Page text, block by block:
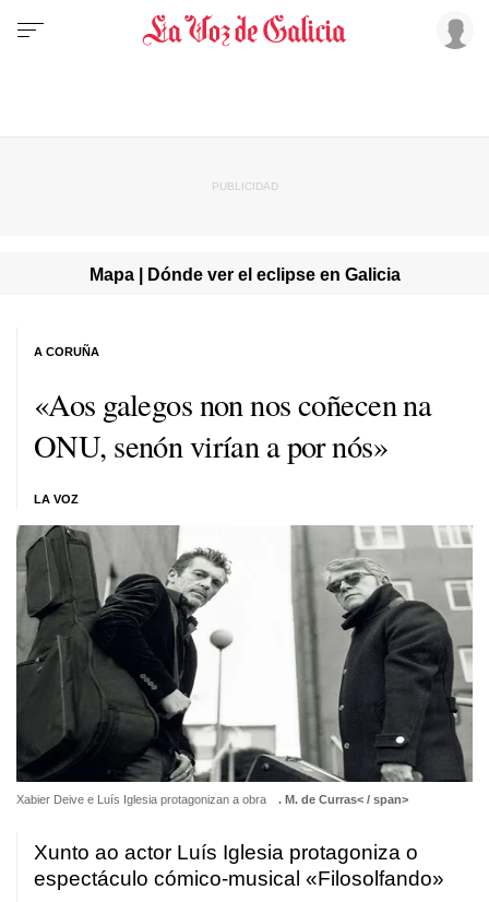
Mapa | Dónde ver el eclipse en Galicia
«Aos galegos non nos coñecen na
ONU, senón virían a por nós»
LA VOZ
A CORUÑA
Xabier Deive e Luís Iglesia protagonizan a obra . M. de Curras< / span>
Xunto ao actor Luís Iglesia protagoniza o
espectáculo cómico-musical «Filosolfando»